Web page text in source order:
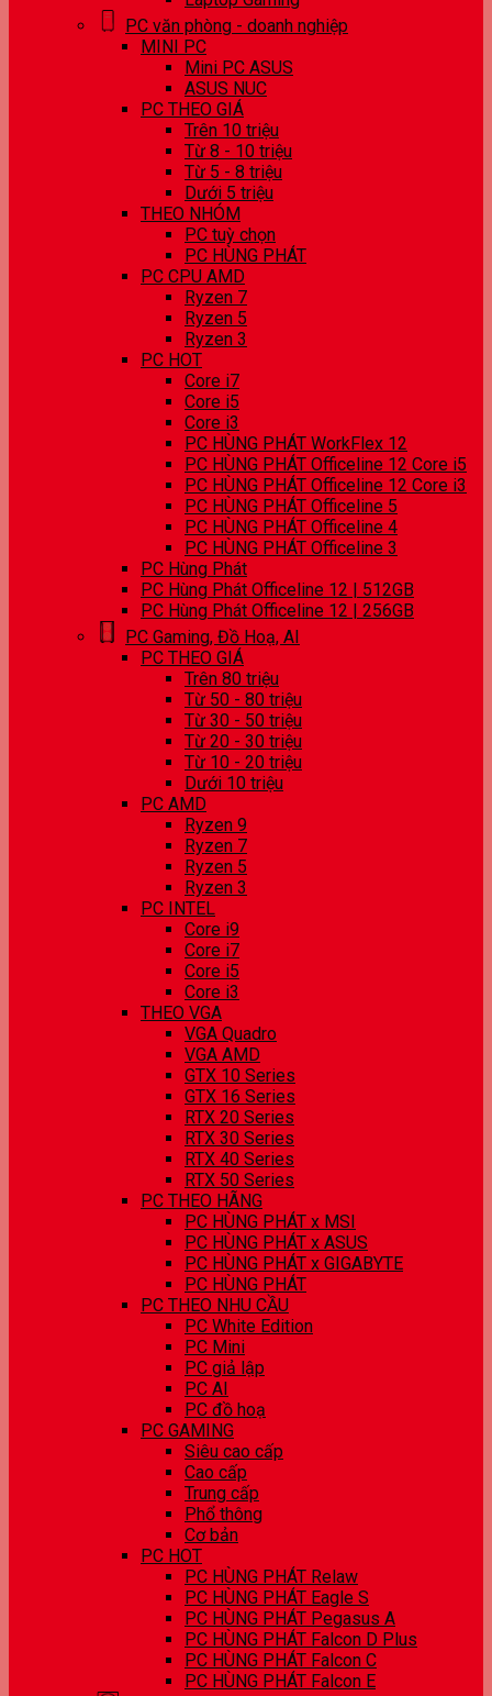
PC văn phòng - doanh nghiệp
MINI PC
Mini PC ASUS
ASUS NUC
PC THEO GIÁ
Trên 10 triệu
Từ 8 - 10 triệu
Từ 5 - 8 triệu
Dưới 5 triệu
THEO NHÓM
PC tuỳ chọn
PC HÙNG PHÁT
PC CPU AMD
Ryzen 7
Ryzen 5
Ryzen 3
PC HOT
Core i7
Core i5
Core i3
PC HÙNG PHÁT WorkFlex 12
PC HÙNG PHÁT Officeline 12 Core i5
PC HÙNG PHÁT Officeline 12 Core i3
PC HÙNG PHÁT Officeline 5
PC HÙNG PHÁT Officeline 4
PC HÙNG PHÁT Officeline 3
PC Hùng Phát
PC Hùng Phát Officeline 12 | 512GB
PC Hùng Phát Officeline 12 | 256GB
PC Gaming, Đồ Hoạ, AI
PC THEO GIÁ
Trên 80 triệu
Từ 50 - 80 triệu
Từ 30 - 50 triệu
Từ 20 - 30 triệu
Từ 10 - 20 triệu
Dưới 10 triệu
PC AMD
Ryzen 9
Ryzen 7
Ryzen 5
Ryzen 3
PC INTEL
Core i9
Core i7
Core i5
Core i3
THEO VGA
VGA Quadro
VGA AMD
GTX 10 Series
GTX 16 Series
RTX 20 Series
RTX 30 Series
RTX 40 Series
RTX 50 Series
PC THEO HÃNG
PC HÙNG PHÁT x MSI
PC HÙNG PHÁT x ASUS
PC HÙNG PHÁT x GIGABYTE
PC HÙNG PHÁT
PC THEO NHU CẦU
PC White Edition
PC Mini
PC giả lập
PC AI
PC đồ hoạ
PC GAMING
Siêu cao cấp
Cao cấp
Trung cấp
Phổ thông
Cơ bản
PC HOT
PC HÙNG PHÁT Relaw
PC HÙNG PHÁT Eagle S
PC HÙNG PHÁT Pegasus A
PC HÙNG PHÁT Falcon D Plus
PC HÙNG PHÁT Falcon C
PC HÙNG PHÁT Falcon E